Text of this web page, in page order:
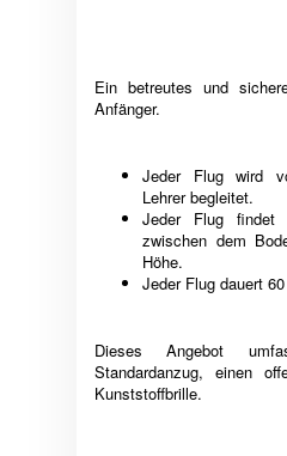
Ein betreutes und
Anfänger.
Jeder Flug wird
Lehrer begleitet.
Jeder Flug findet
zwischen dem
Höhe.
Jeder Flug dauert
Dieses Angebot
Standardanzug, einen
Kunststoffbrille.